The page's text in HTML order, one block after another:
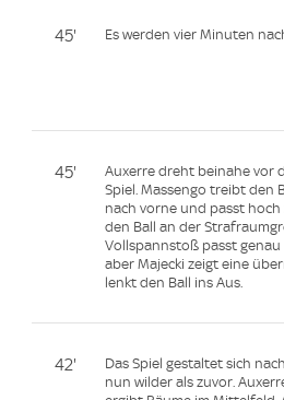
45' Es werden vier Minuten
45'
Auxerre dreht beinahe vor
Spiel. Massengo treibt den
nach vorne und passt
den Ball an der
Vollspannstoß passt genau
aber Majecki zeigt eine
lenkt den Ball ins Aus.
42'
Das Spiel gestaltet sich
nun wilder als zuvor.